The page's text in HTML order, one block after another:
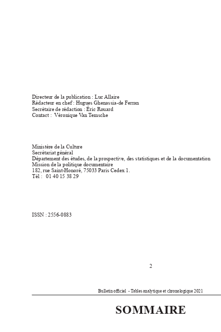
2
Directeur de la publication : Luc Allaire
Rédacteur en chef : Hugues Ghenassia-de Ferran
Secrétaire de rédaction : Éric Rouard
Contact : Véronique Van Temsche
Ministère de la Culture
Secrétariat général
Département des études, de la prospective, des statistiques et de la documentation
Mission de la politique documentaire
182, rue Saint-Honoré, 75033 Paris Cedex 1.
Tél :
01 40 15 38 29
ISSN : 2556-0883
Bulletin ociel  - Tables analytique et chronologique 2021
SOMMAIRE